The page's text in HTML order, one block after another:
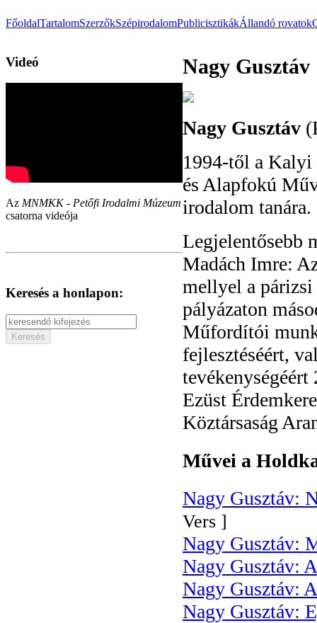
FőoldalTartalomSzerzőkSzépirodalomPublicisztikákÁllandó rovatok
Videó
Az MNMKK - Petőfi Irodalmi Múzeum
csatorna videója
Keresés a honlapon:
Nagy Gusztáv
Nagy Gusztáv
1994-től a Kalyi
és Alapfokú
irodalom tanára.
Legjelentősebb
Madách Imre:
mellyel a
pályázaton
Műfordítói
fejlesztéséért,
Ezüst
Köztársaság
Művei a
Nagy Gusztáv:
Vers ]
Nagy Gusztáv:
Nagy Gusztáv:
Nagy Gusztáv:
Nagy Gusztáv: